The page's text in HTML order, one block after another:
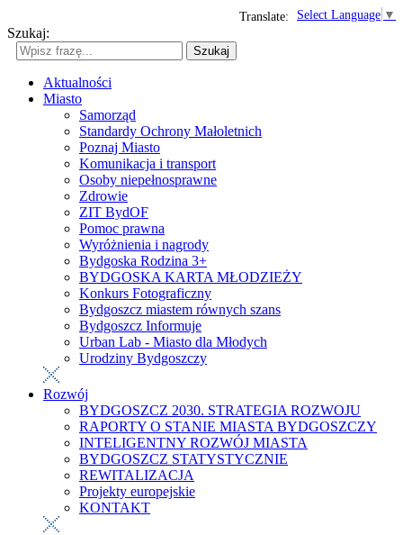
Select Language ▼
Translate:
Szukaj:
Szukaj
Aktualności
Miasto
Samorząd
Standardy Ochrony Małoletnich
Poznaj Miasto
Komunikacja i transport
Osoby niepełnosprawne
Zdrowie
ZIT BydOF
Pomoc prawna
Wyróżnienia i nagrody
Bydgoska Rodzina 3+
BYDGOSKA KARTA MŁODZIEŻY
Konkurs Fotograficzny
Bydgoszcz miastem równych szans
Bydgoszcz Informuje
Urban Lab - Miasto dla Młodych
Urodziny Bydgoszczy
Rozwój
BYDGOSZCZ 2030. STRATEGIA ROZWOJU
RAPORTY O STANIE MIASTA BYDGOSZCZY
INTELIGENTNY ROZWÓJ MIASTA
BYDGOSZCZ STATYSTYCZNIE
REWITALIZACJA
Projekty europejskie
KONTAKT